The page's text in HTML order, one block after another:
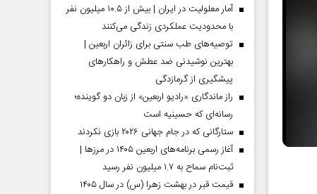
آمار معلولیت در ایران | بیش از ۱۰.۵ میلیون نفر
با محدودیت عملکردی زندگی می‌کنند
توصیه‌های طب سنتی برای زائران اربعین |
بهترین نوشیدنی ضد عطش و راهکارهای
پیشگیری از گرمازدگی
راز ماندگاری «رادیو اربعین» از زبان دو گوینده؛
رسانه‌ای که حسینیه است
ستارگانی که در جام جهانی ۲۰۲۶ بازی نکردند
آغاز رسمی برنامه‌های اربعین ۱۴۰۵ در مرز‌ها |
ثبت‌نام سماح به ۱.۷ میلیون نفر رسید
قیمت قبر در بهشت زهرا (س) در سال ۱۴۰۵